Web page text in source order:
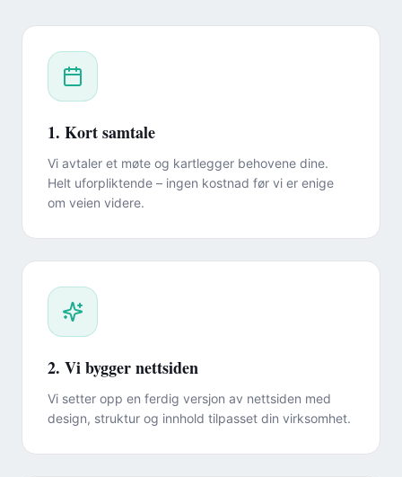
1. Kort samtale
Vi avtaler et møte og kartlegger behovene dine.
Helt uforpliktende – ingen kostnad før vi er enige
om veien videre.
2. Vi bygger nettsiden
Vi setter opp en ferdig versjon av nettsiden med
design, struktur og innhold tilpasset din virksomhet.